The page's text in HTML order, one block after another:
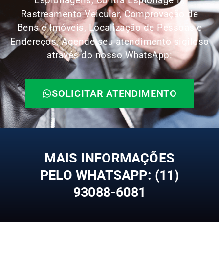
Rastreamento Veicular, Comprovação de
Bens e Imóveis, Localização de Pessoas e
Endereços. Agende seu atendimento sigiloso
através do nosso WhatsApp:
SOLICITAR ATENDIMENTO
MAIS INFORMAÇÕES
PELO WHATSAPP: (11)
93088-6081